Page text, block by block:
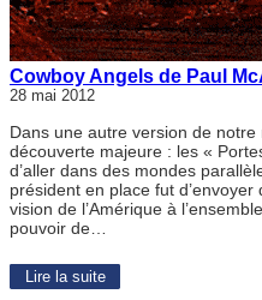
Cowboy Angels de Paul
28 mai 2012
Dans une autre version de
découverte majeure : les «
d’aller dans des mondes
président en place fut
vision de l’Amérique à
pouvoir de…
Lire la suite